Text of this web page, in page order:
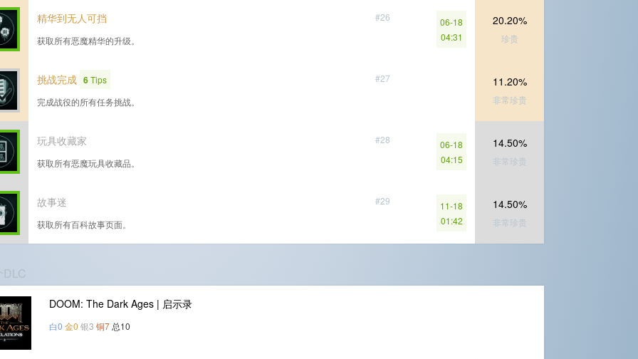
#26
精华到无人可挡
获取所有恶魔精华的升级。
06-18
04:31
20.20%
珍贵
#27
挑战完成 6Tips
完成战役的所有任务挑战。
11.20%
非常珍贵
#28
玩具收藏家
获取所有恶魔玩具收藏品。
06-18
04:15
14.50%
非常珍贵
#29
故事迷
获取所有百科故事页面。
11-18
01:42
14.50%
非常珍贵
DOOM: The Dark Ages | 启示录
白0 金0 银3 铜7 总10